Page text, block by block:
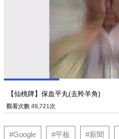
【仙桃牌】保血平丸(去羚羊角)
觀看次數 49,721次
#Google #平板 #新聞